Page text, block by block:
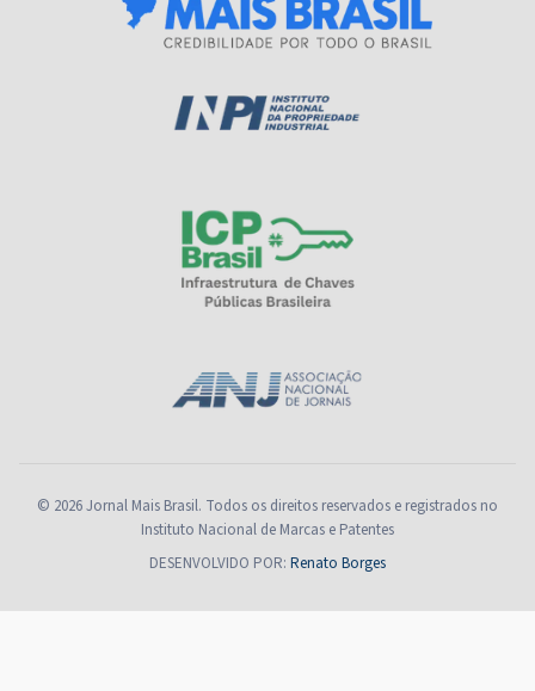
© 2026 Jornal Mais Brasil. Todos os direitos reservados e registrados no
Instituto Nacional de Marcas e Patentes
DESENVOLVIDO POR: Renato Borges